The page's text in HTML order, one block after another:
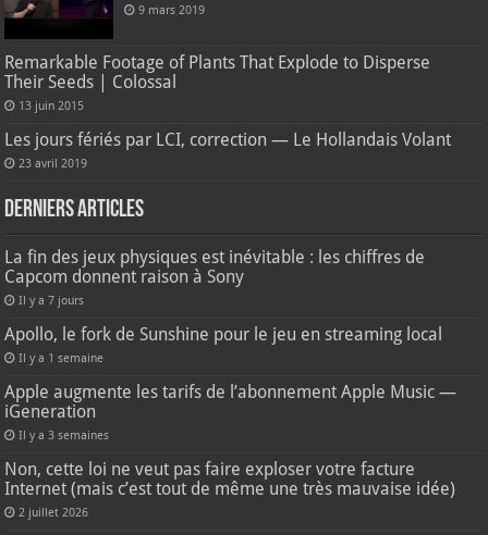
9 mars 2019
Remarkable Footage of Plants That Explode to Disperse
Their Seeds | Colossal
13 juin 2015
Les jours fériés par LCI, correction — Le Hollandais Volant
23 avril 2019
Derniers articles
La fin des jeux physiques est inévitable : les chiffres de
Capcom donnent raison à Sony
Il y a 7 jours
Apollo, le fork de Sunshine pour le jeu en streaming local
Il y a 1 semaine
Apple augmente les tarifs de l’abonnement Apple Music —
iGeneration
Il y a 3 semaines
Non, cette loi ne veut pas faire exploser votre facture
Internet (mais c’est tout de même une très mauvaise idée)
2 juillet 2026